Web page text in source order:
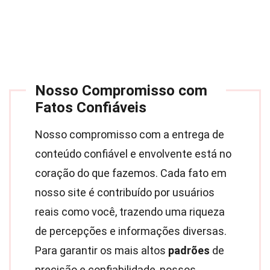
Nosso Compromisso com
Fatos Confiáveis
Nosso compromisso com a entrega de
conteúdo confiável e envolvente está no
coração do que fazemos. Cada fato em
nosso site é contribuído por usuários
reais como você, trazendo uma riqueza
de percepções e informações diversas.
Para garantir os mais altos padrões de